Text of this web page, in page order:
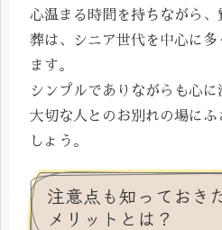
心温まる時間を持ちながら
葬は、シニア世代を中心に
ます。
シンプルでありながらも心に
大切な人とのお別れの場に
しょう。
注意点も知っておき
メリットとは？